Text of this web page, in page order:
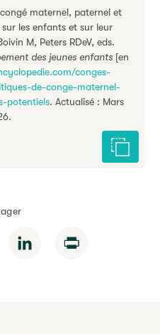
maternel, paternel et
les enfants et sur leur
M, Peters RDeV, eds.
des jeunes enfants [en
conges-
de-conge-maternel-
potentiels. Actualisé : Mars
Citer
LinkedIn